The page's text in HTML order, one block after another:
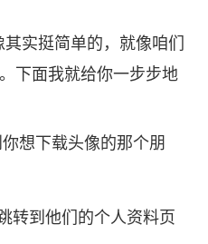
实挺简单的，就像咱们
下面我就给你一步步地
想下载头像的那个朋
转到他们的个人资料页